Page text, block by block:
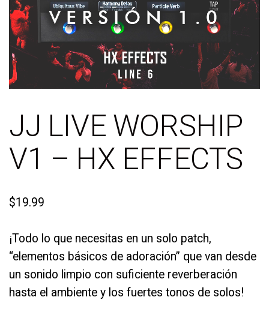
JJ LIVE WORSHIP
V1 – HX EFFECTS
$19.99
¡Todo lo que necesitas en un solo patch,
“elementos básicos de adoración” que van desde
un sonido limpio con suficiente reverberación
hasta el ambiente y los fuertes tonos de solos!